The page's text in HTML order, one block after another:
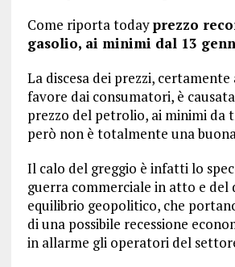
Come riporta todayprezzo
gasolio, ai minimi dal 13
La discesa dei prezzi,
favore dai consumatori, è
prezzo del petrolio, ai minimi da
però non è totalmente una
Il calo del greggio è infatti lo
guerra commerciale in atto e del
equilibrio geopolitico, che
di una possibile recessione
in allarme gli operatori del